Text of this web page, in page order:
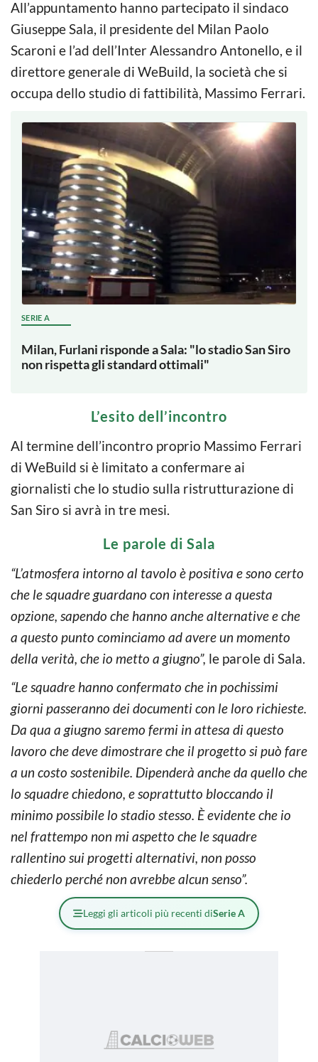
All’appuntamento hanno partecipato il sindaco
Giuseppe Sala, il presidente del Milan Paolo
Scaroni e l’ad dell’Inter Alessandro Antonello, e il
direttore generale di WeBuild, la società che si
occupa dello studio di fattibilità, Massimo Ferrari.
SERIE A
Milan, Furlani risponde a Sala: "lo stadio San Siro
non rispetta gli standard ottimali"
L’esito dell’incontro
Al termine dell’incontro proprio Massimo Ferrari
di WeBuild si è limitato a confermare ai
giornalisti che lo studio sulla ristrutturazione di
San Siro si avrà in tre mesi.
Le parole di Sala
“L’atmosfera intorno al tavolo è positiva e sono certo
che le squadre guardano con interesse a questa
opzione, sapendo che hanno anche alternative e che
a questo punto cominciamo ad avere un momento
della verità, che io metto a giugno”, le parole di Sala.
“Le squadre hanno confermato che in pochissimi
giorni passeranno dei documenti con le loro richieste.
Da qua a giugno saremo fermi in attesa di questo
lavoro che deve dimostrare che il progetto si può fare
a un costo sostenibile. Dipenderà anche da quello che
lo squadre chiedono, e soprattutto bloccando il
minimo possibile lo stadio stesso. È evidente che io
nel frattempo non mi aspetto che le squadre
rallentino sui progetti alternativi, non posso
chiederlo perché non avrebbe alcun senso”.
Leggi gli articoli più recenti diSerie A